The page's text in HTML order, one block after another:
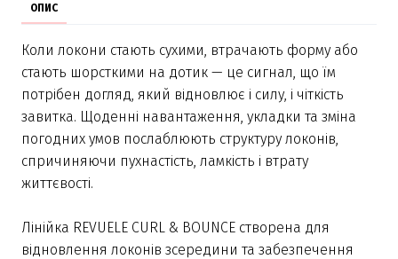
ОПИС
Коли локони стають сухими, втрачають форму або
стають шорсткими на дотик — це сигнал, що їм
потрібен догляд, який відновлює і силу, і чіткість
завитка. Щоденні навантаження, укладки та зміна
погодних умов послаблюють структуру локонів,
спричиняючи пухнастість, ламкість і втрату
життєвості.
Лінійка REVUELE CURL & BOUNCE створена для
відновлення локонів зсередини та забезпечення